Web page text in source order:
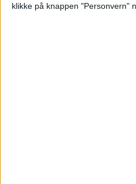
klikke på knappen "Personvern"
Se oversikten